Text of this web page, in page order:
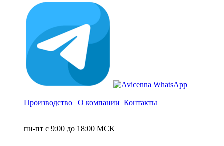
Производство | О компании Контакты
пн-пт с 9:00 до 18:00 МСК